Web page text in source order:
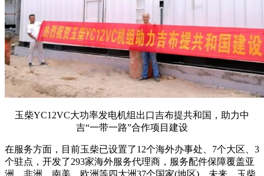
玉柴YC12VC大功率发电机组出口吉布提共和国，助力中
吉“一带一路”合作项目建设
在服务方面，目前玉柴已设置了12个海外办事处、7个大区、3
个驻点，开发了293家海外服务代理商，服务配件保障覆盖亚
洲、非洲、南美、欧洲等四大洲37个国家(地区)。未来，玉柴